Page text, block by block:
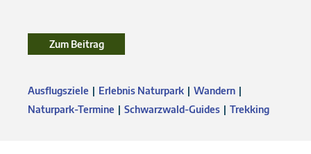
Zum Beitrag
Ausflugsziele Erlebnis Naturpark
Wandern
Naturpark-Termine
Schwarzwald-Guides Trekking